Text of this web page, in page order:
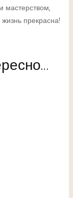
мастерством,
прекрасна!